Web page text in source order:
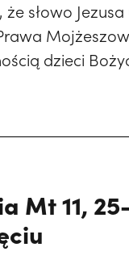
słowo
dzieci
Mt 11,